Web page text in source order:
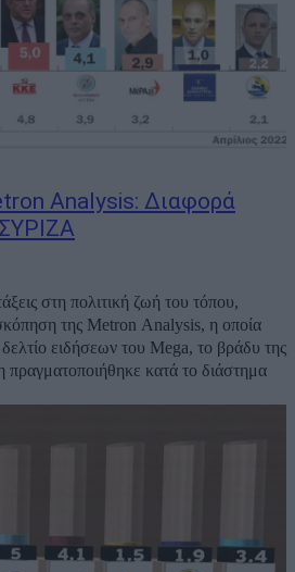
Analysis: Διαφορά
στη πολιτική ζωή του τόπου,
της Μetron Analysis, η οποία
ειδήσεων του Mega, το βράδυ της